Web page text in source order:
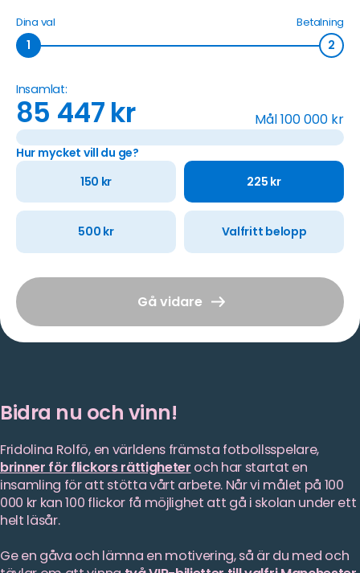
Dina val Betalning
1 2
Insamlat:
85 447kr Mål100 000 kr
Hur mycket vill du ge?
150 kr 225 kr
500 kr Valfritt belopp
Gå vidare
Bidra nu och vinn!
Fridolina Rolfö, en världens främsta fotbollsspelare,
brinner för flickors rättigheter och har startat en
insamling för att stötta vårt arbete. Når vi målet på 100
000 kr kan 100 flickor få möjlighet att gå i skolan under ett
helt läsår.
Ge en gåva och lämna en motivering, så är du med och